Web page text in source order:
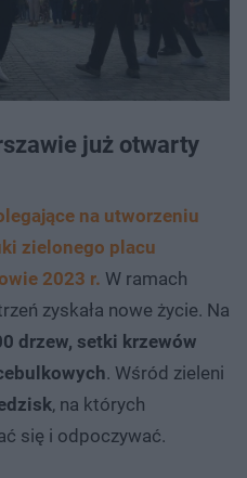
już otwarty
na utworzeniu
zielonego placu
2023 r. W ramach
zyskała nowe życie. Na
drzew, setki krzewów
. Wśród zieleni
, na których
się i odpoczywać.